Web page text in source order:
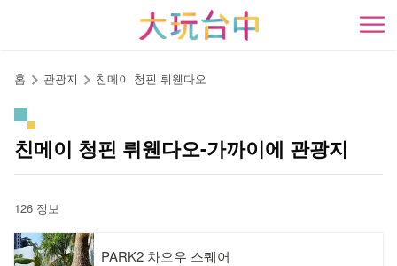
開
홈 관광지 친메이 청핀 뤼웬다오
친메이 청핀 뤼웬다오-가까이에 관광지
126 정보
PARK2 차오우 스퀘어